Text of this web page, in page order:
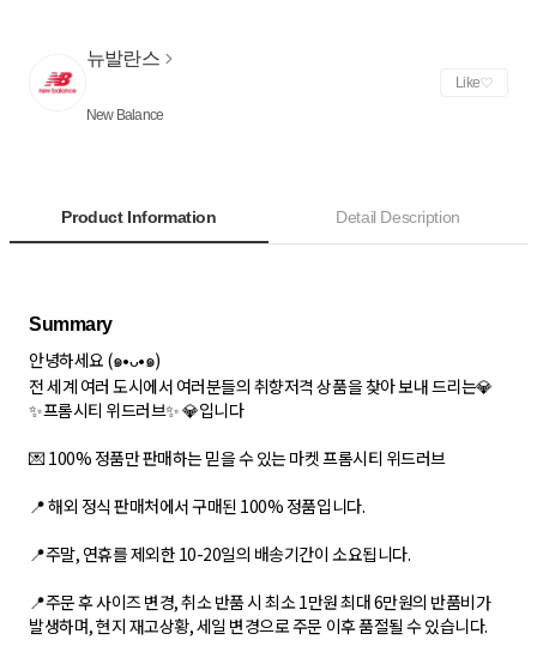
뉴발란스
New Balance
Like
Product Information Detail Description
Summary
안녕하세요 (๑•ᴗ•๑)
전 세계 여러 도시에서 여러분들의 취향저격 상품을 찾아 보내 드리는💎
✨프롬시티 위드러브✨ 💎입니다
💌 100% 정품만 판매하는 믿을 수 있는 마켓 프롬시티 위드러브
📍 해외 정식 판매처에서 구매된 100% 정품입니다.
📍주말, 연휴를 제외한 10-20일의 배송기간이 소요됩니다.
📍주문 후 사이즈 변경, 취소 반품 시 최소 1만원 최대 6만원의 반품비가
발생하며, 현지 재고상황, 세일 변경으로 주문 이후 품절될 수 있습니다.